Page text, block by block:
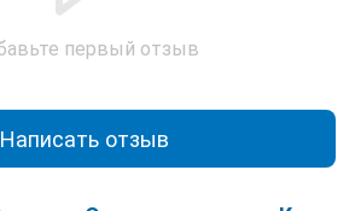
первый отзыв
Написать отзыв